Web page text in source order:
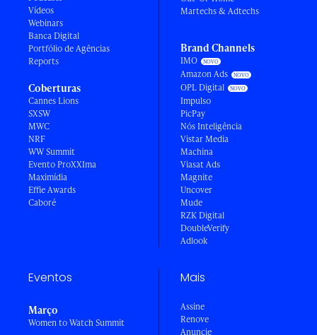
Vídeos
Webinars
Banca Digital
Portfólio de Agências
Reports
Coberturas
Cannes Lions
SXSW
MWC
NRF
WW Summit
Evento ProXXIma
Maximídia
Effie Awards
Caboré
Martechs & Adtechs
Brand Channels
IMO
Amazon Ads
OPL Digital
Impulso
PicPay
Nós Inteligência
Vistar Media
Machina
Viasat Ads
Magnite
Uncover
Mude
RZK Digital
DoubleVerify
Adlook
Eventos
Março
Women to Watch Summit
Mais
Assine
Renove
Anuncie